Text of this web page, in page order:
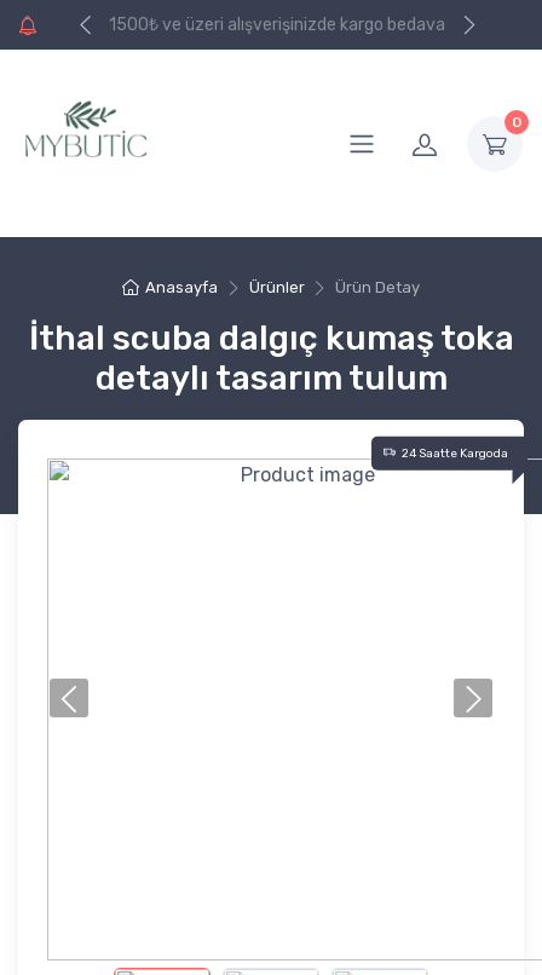
bedava 1500₺ ve üzeri alışverişinizde kargo bedava
0
Anasayfa Ürünler Ürün Detay
İthal scuba dalgıç kumaş toka
detaylı tasarım tulum
24 Saatte Kargoda